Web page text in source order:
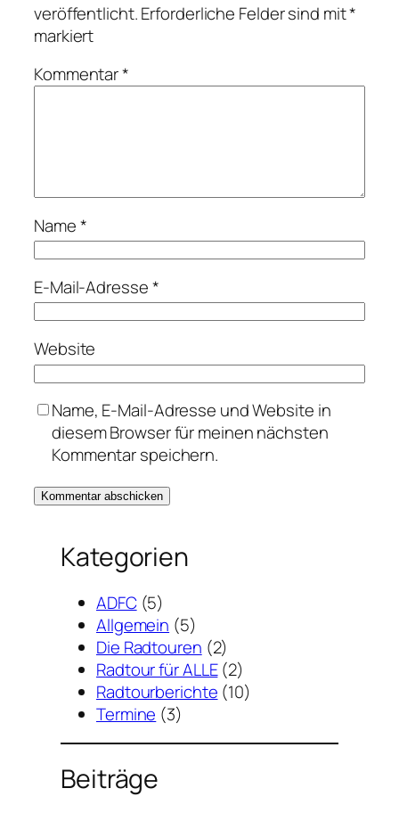
veröffentlicht.Erforderliche Felder sind mit*
markiert
Kommentar*
Name*
E-Mail-Adresse*
Website
Name, E-Mail-Adresse und Website in
diesem Browser für meinen nächsten
Kommentar speichern.
Kategorien
ADFC(5)
Allgemein (5)
Die Radtouren (2)
Radtour für ALLE(2)
Radtourberichte (10)
Termine (3)
Beiträge